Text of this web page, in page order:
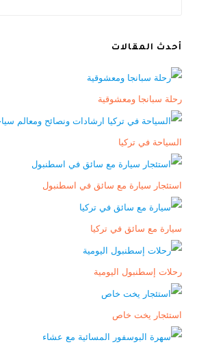
أحدث المقالات
رحلة سبانجا ومعشوقية
السياحة في تركيا
استئجار سيارة مع سائق في اسطنبول
سيارة مع سائق في تركيا
رحلات إسطنبول اليومية
استئجار يخت خاص